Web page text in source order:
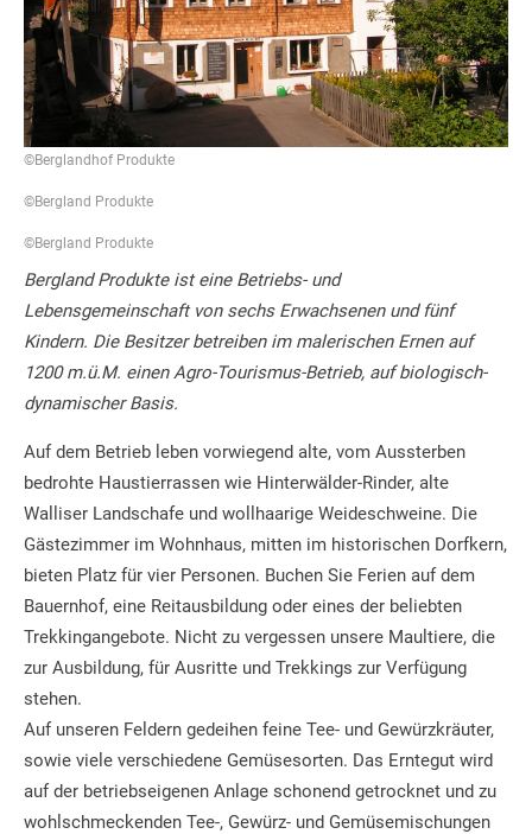
©Berglandhof Produkte
©Bergland Produkte
©Bergland Produkte
Bergland Produkte ist eine Betriebs- und
Lebensgemeinschaft von sechs Erwachsenen und fünf
Kindern. Die Besitzer betreiben im malerischen Ernen auf
1200 m.ü.M. einen Agro-Tourismus-Betrieb, auf biologisch-
dynamischer Basis.
Auf dem Betrieb leben vorwiegend alte, vom Aussterben
bedrohte Haustierrassen wie Hinterwälder-Rinder, alte
Walliser Landschafe und wollhaarige Weideschweine. Die
Gästezimmer im Wohnhaus, mitten im historischen Dorfkern,
bieten Platz für vier Personen. Buchen Sie Ferien auf dem
Bauernhof, eine Reitausbildung oder eines der beliebten
Trekkingangebote. Nicht zu vergessen unsere Maultiere, die
zur Ausbildung, für Ausritte und Trekkings zur Verfügung
stehen.
Auf unseren Feldern gedeihen feine Tee- und Gewürzkräuter,
sowie viele verschiedene Gemüsesorten. Das Erntegut wird
auf der betriebseigenen Anlage schonend getrocknet und zu
wohlschmeckenden Tee-, Gewürz- und Gemüsemischungen